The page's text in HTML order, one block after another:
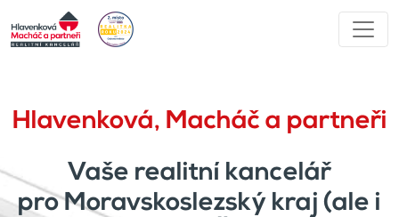
Hlavenková, Macháč a partneři
Vaše realitní kancelář
pro Moravskoslezský kraj (ale i